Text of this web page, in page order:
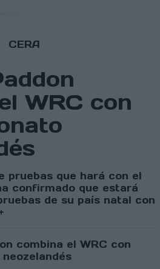
CERA
WRC con
pruebas que hará con el
confirmado que estará
de su país natal con